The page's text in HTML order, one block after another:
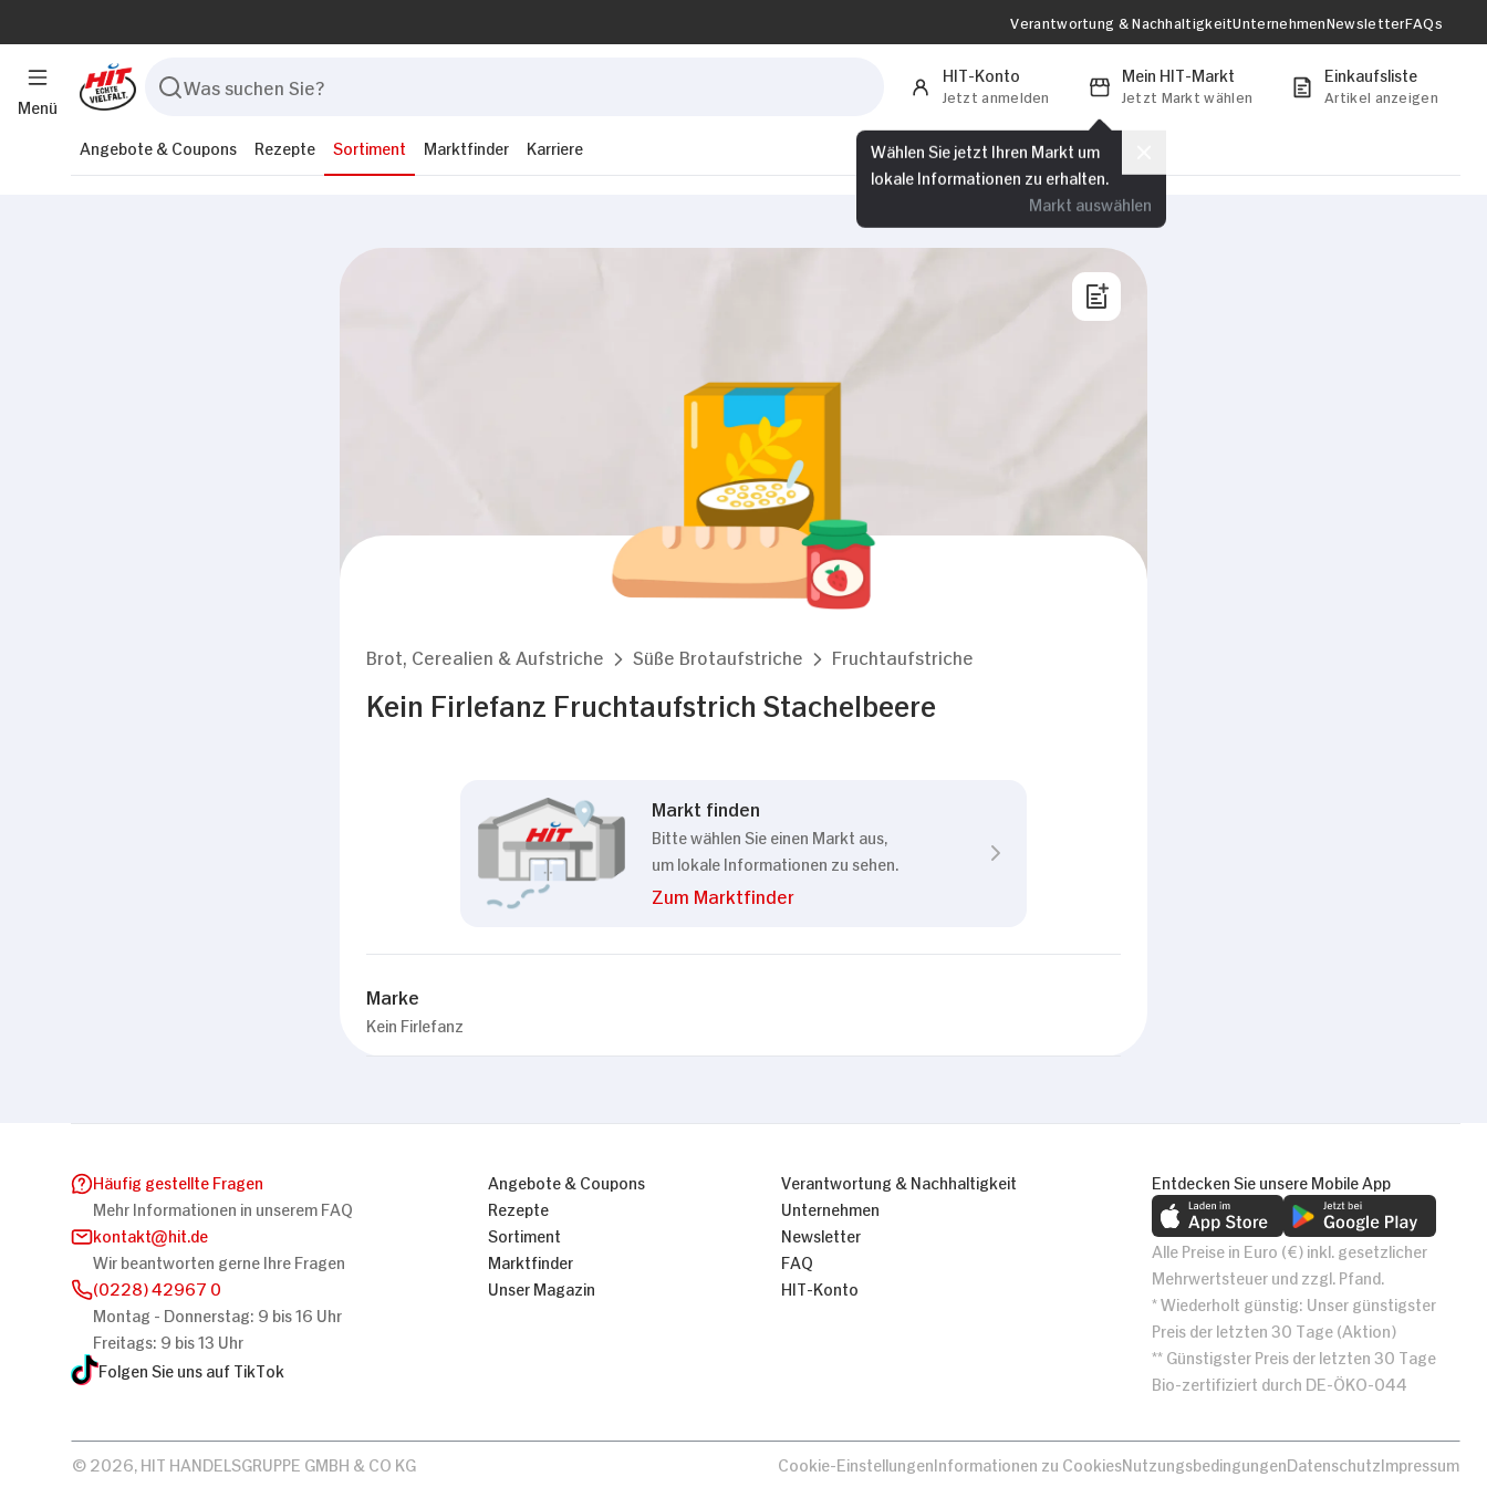
Menü
Verantwortung & NachhaltigkeitUnternehmenNewsletterFAQs
HIT-Konto
Jetzt anmelden
Mein HIT-Markt
Jetzt Markt wählen
Wählen Sie jetzt Ihren Markt um
lokale Informationen zu erhalten.
Markt auswählen
Einkaufsliste
Artikel anzeigen
Angebote & Coupons Rezepte Sortiment Marktfinder Karriere
Brot, Cerealien & Aufstriche Süße Brotaufstriche Fruchtaufstriche
Kein Firlefanz Fruchtaufstrich Stachelbeere
Markt finden
Bitte wählen Sie einen Markt aus,
um lokale Informationen zu sehen.
Zum Marktfinder
Marke
Kein Firlefanz
Häufig gestellte Fragen
Mehr Informationen in unserem FAQ
kontakt
hit.de
Wir beantworten gerne Ihre Fragen
(0228) 42967 0
Montag - Donnerstag: 9 bis 16 Uhr
Freitags: 9 bis 13 Uhr
Folgen Sie uns auf TikTok
Angebote & Coupons
Rezepte
Sortiment
Marktfinder
Unser Magazin
Verantwortung & Nachhaltigkeit
Unternehmen
Newsletter
FAQ
HIT-Konto
Entdecken Sie unsere Mobile App
Alle Preise in Euro (€) inkl. gesetzlicher
Mehrwertsteuer und zzgl. Pfand.
* Wiederholt günstig: Unser günstigster
Preis der letzten 30 Tage (Aktion)
** Günstigster Preis der letzten 30 Tage
Bio-zertifiziert durch DE-ÖKO-044
Cookie-EinstellungenInformationen zu CookiesNutzungsbedingungenDatenschutzImpressum
© 2026, HIT HANDELSGRUPPE GMBH & CO KG